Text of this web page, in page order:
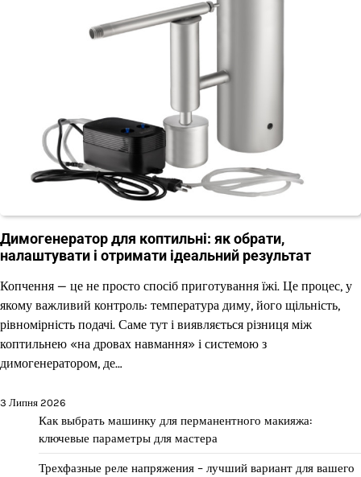
Димогенератор для коптильні: як обрати,
налаштувати і отримати ідеальний результат
Копчення — це не просто спосіб приготування їжі. Це процес, у
якому важливий контроль: температура диму, його щільність,
рівномірність подачі. Саме тут і виявляється різниця між
коптильнею «на дровах навмання» і системою з
димогенератором, де…
3 Липня 2026
Как выбрать машинку для перманентного макияжа:
ключевые параметры для мастера
Трехфазные реле напряжения – лучший вариант для вашего